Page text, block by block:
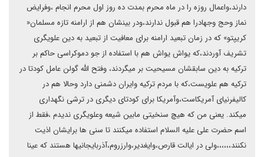
دارند،واعمال روزه را در ماه محرم بمدت ده روز اول محرم انجام ،وفرایض
نماز وحج وجهادرا هم قبول ندارند،ودر بینشان هم از ارامنه تازه مسلمان«
کریپتو» که در زمان تبعید ارامنه برای معافیت از تبعید به دین علویگری
تشریف آوردند،که یواش یواش هم با استفاده از جو دموکراسی حاکم بر
ترکیه به دین سابقشان مسیحیت بر میگردند، وفتح الله گولن عامل کودتا در
ترکیه هم علویست،که با مردم ترکیه وایران دشمنی دارد وحالا هم در
کالیفرنیای آمریکاست،وآمریکا برای کودتای دیگری در ترشی نگهداری
میکند. یعنی من که هیچ سنخیتی مابین شیعه وعلویگری ندیدم ،فقط از
اسم حضرت علی علیه السلام استفاده میکنند تا سنی ها برایشان اذیت
نکنند،،،،،،ولی در ایالت قارص،وایغدیر،وارزروم،آذربایجانیها هستند که عینا